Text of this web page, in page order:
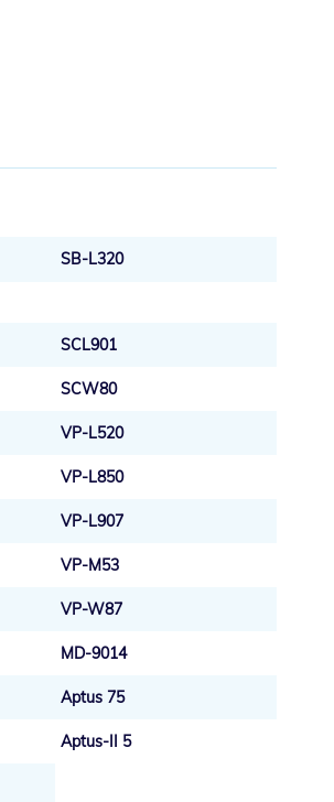
SB-L320
SCL901
SCW80
VP-L520
VP-L850
VP-L907
VP-M53
VP-W87
MD-9014
Aptus 75
Aptus-II 5